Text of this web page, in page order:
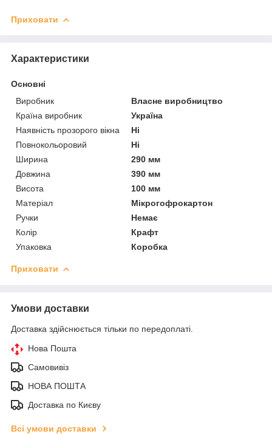
Приховати
Характеристики
Основні
Виробник
Власне виробництво
Країна виробник
Україна
Наявність прозорого вікна
Ні
Повнокольоровий
Ні
Ширина
290 мм
Довжина
390 мм
Висота
100 мм
Матеріал
Мікрогофрокартон
Ручки
Немає
Колір
Крафт
Упаковка
Коробка
Приховати
Умови доставки
Доставка здійснюється тільки по передоплаті.
Нова Пошта
Самовивіз
НОВА ПОШТА
Доставка по Києву
Всі умови доставки